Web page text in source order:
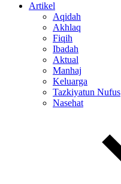
Artikel
Aqidah
Akhlaq
Fiqih
Ibadah
Aktual
Manhaj
Keluarga
Tazkiyatun Nufus
Nasehat